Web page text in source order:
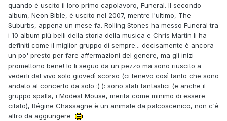
quando è uscito il loro primo capolavoro, Funeral. Il secondo
album, Neon Bible, è uscito nel 2007, mentre l'ultimo, The
Suburbs, appena un mese fa. Rolling Stones ha messo Funeral tra
i 10 album più belli della storia della musica e Chris Martin li ha
definiti come il miglior gruppo di sempre... decisamente è ancora
un po' presto per fare affermazioni del genere, ma gli inizi
promettono bene! Io li seguo da un pezzo ma sono riuscito a
vederli dal vivo solo giovedì scorso (ci tenevo così tanto che sono
andato al concerto da solo :) ): sono stati fantastici (e anche il
gruppo spalla, i Modest Mouse, merita come minimo di essere
citato), Régine Chassagne è un animale da palcoscenico, non c'è
altro da aggiungere